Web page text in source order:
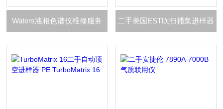
Waters液相色谱仪维修服务 二手美国EST吹扫捕集进样器